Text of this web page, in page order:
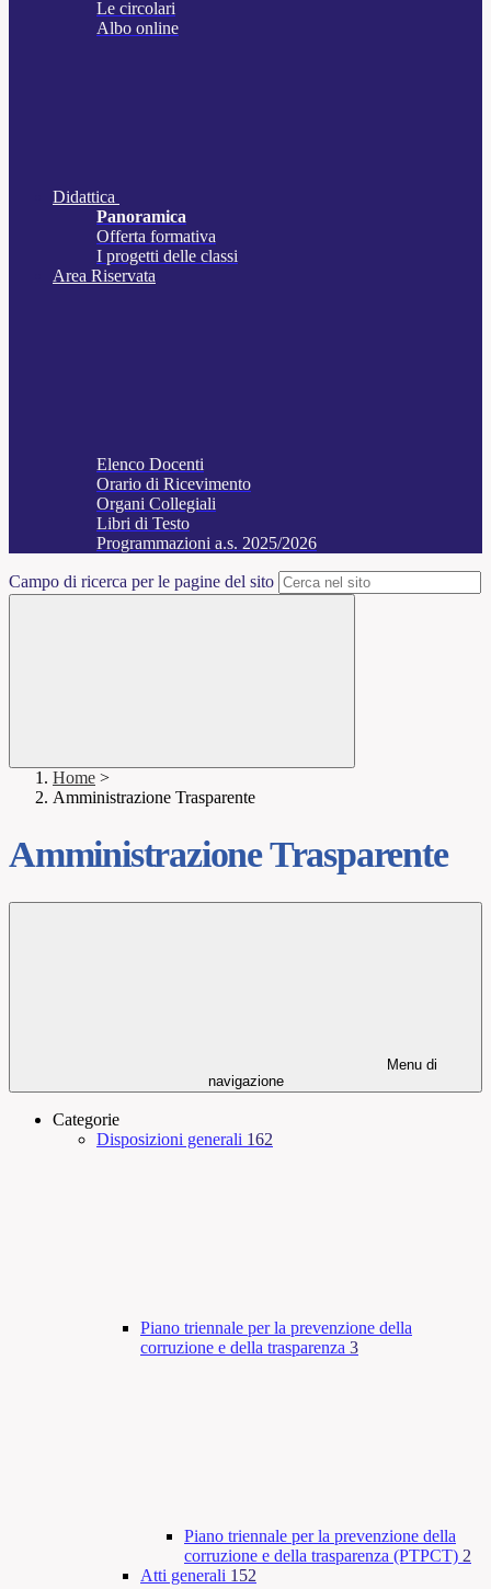
Le circolari
Albo online
Didattica
Panoramica
Offerta formativa
I progetti delle classi
Area Riservata
Elenco Docenti
Orario di Ricevimento
Organi Collegiali
Libri di Testo
Programmazioni a.s. 2025/2026
Campo di ricerca per le pagine del sito
Home >
Amministrazione Trasparente
Amministrazione Trasparente
Menu di
navigazione
Categorie
Disposizioni generali 162
Piano triennale per la prevenzione della
corruzione e della trasparenza 3
Piano triennale per la prevenzione della
corruzione e della trasparenza (PTPCT) 2
Atti generali 152